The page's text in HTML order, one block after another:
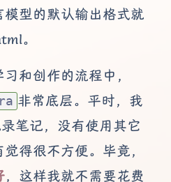
型的默认输出格式就
。
和创作的流程中，
非常底层。平时，我
笔记，没有使用其它
得很不方便。毕竟，
，这样我就不需要花费